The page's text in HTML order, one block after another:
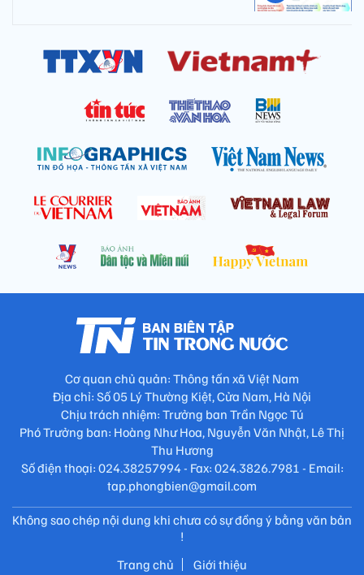
Cơ quan chủ quản: Thông tấn xã Việt Nam
Địa chỉ: Số 05 Lý Thường Kiệt, Cửa Nam, Hà Nội
Chịu trách nhiệm: Trưởng ban Trần Ngọc Tú
Phó Trưởng ban: Hoàng Như Hoa, Nguyễn Văn Nhật, Lê Thị
Thu Hương
Số điện thoại: 024.38257994 - Fax: 024.3826.7981 - Email:
tap.phongbien@gmail.com
Không sao chép nội dung khi chưa có sự đồng ý bằng văn bản
!
Trang chủ
Giới thiệu